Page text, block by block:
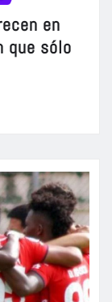
en
que sólo